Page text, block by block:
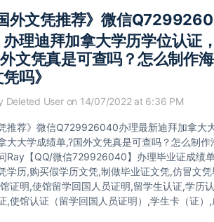
外文凭推荐》微信
理迪拜加拿大学历学位认证
文凭真是可查吗？怎么制作
吗》
Deleted User on 14/07/2022 at 6:36 PM
凭推荐》微信Q729926040办理最新迪拜加拿大
大大学成绩单,?国外文凭真是可查吗？怎么制
Ray【QQ/微信729926040】办理毕业证成绩
学历,购买假学历文凭,制做毕业证文凭,仿冒文
证明,使馆留学回国人员证明,留学生认证,学历
,使馆认证（留学回国人员证明）,学生卡（证）